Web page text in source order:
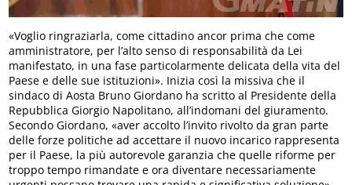
«Voglio ringraziarla, come cittadino ancor prima che come
amministratore, per l’alto senso di responsabilità da Lei
manifestato, in una fase particolarmente delicata della vita del
Paese e delle sue istituzioni». Inizia così la missiva che il
sindaco di Aosta Bruno Giordano ha scritto al Presidente della
Repubblica Giorgio Napolitano, all’indomani del giuramento.
Secondo Giordano, «aver accolto l’invito rivolto da gran parte
delle forze politiche ad accettare il nuovo incarico rappresenta
per il Paese, la più autorevole garanzia che quelle riforme per
troppo tempo rimandate e ora diventare necessariamente